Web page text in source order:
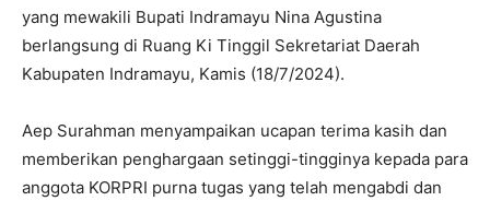
yang mewakili Bupati Indramayu Nina Agustina
berlangsung di Ruang Ki Tinggil Sekretariat Daerah
Kabupaten Indramayu, Kamis (18/7/2024).
Aep Surahman menyampaikan ucapan terima kasih dan
memberikan penghargaan setinggi-tingginya kepada para
anggota KORPRI purna tugas yang telah mengabdi dan